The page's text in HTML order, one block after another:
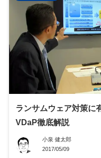
ランサムウェア対策に
VDaP徹底解説
小泉 健太郎
2017/05/09